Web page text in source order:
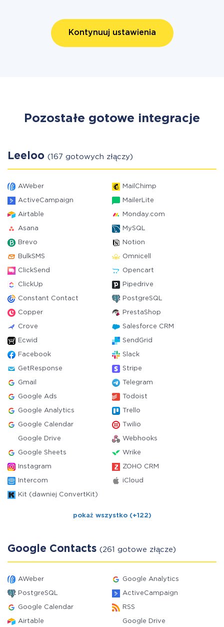
Kontynuuj ustawienia
Pozostałe gotowe integracje
Leeloo (167 gotowych złączy)
AWeber MailChimp
ActiveCampaign MailerLite
Airtable Monday.com
Asana MySQL
Brevo Notion
BulkSMS Omnicell
ClickSend Opencart
ClickUp Pipedrive
Constant Contact PostgreSQL
Copper PrestaShop
Crove Salesforce CRM
Ecwid SendGrid
Facebook Slack
GetResponse Stripe
Gmail Telegram
Google Ads Todoist
Google Analytics Trello
Google Calendar Twilio
Google Drive Webhooks
Google Sheets Wrike
Instagram ZOHO CRM
Intercom iCloud
Kit (dawniej ConvertKit)
pokaż wszystko (+122)
Google Contacts (261 gotowe złącze)
AWeber Google Analytics
PostgreSQL ActiveCampaign
Google Calendar RSS
Airtable Google Drive